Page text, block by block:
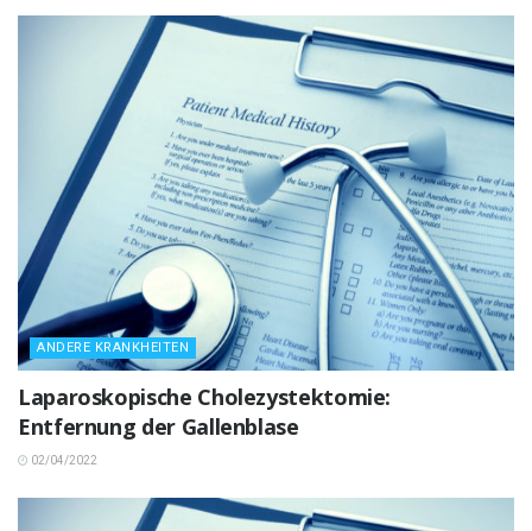
ANDERE KRANKHEITEN
Laparoskopische Cholezystektomie:
Entfernung der Gallenblase
02/04/2022